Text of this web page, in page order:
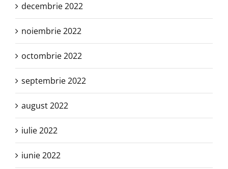
decembrie 2022
noiembrie 2022
octombrie 2022
septembrie 2022
august 2022
iulie 2022
iunie 2022